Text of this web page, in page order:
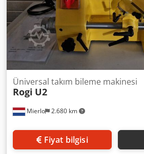
Mierlo 2.680 km
Üniversal takım bileme makinesi
Rogi U2
Fiyat bilgisi